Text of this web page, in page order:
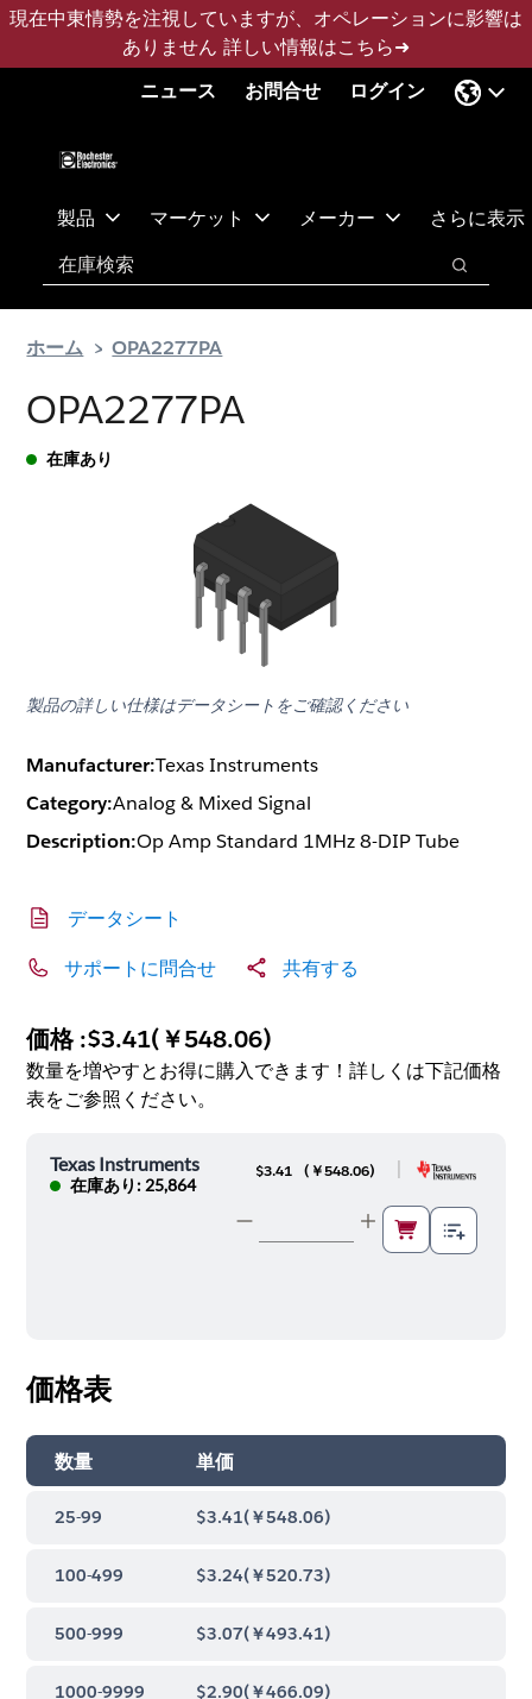
メ
ン
フ
タ
現在中東情勢を注視していますが、オペレーションに影響は
ありません 詳しい情報はこちら➜
ニュース
お問合せ ログイン
製品 マーケット メーカー さらに表示
検索
検索
ホーム OPA2277PA
OPA2277PA
在庫あり
製品の詳しい仕様はデータシートをご確認ください
Manufacturer:Texas Instruments
Category:Analog & Mixed Signal
Description:Op Amp Standard 1MHz 8-DIP Tube
データシート
サポートに問合せ 共有する
価格 :$3.41(￥548.06)
数量を増やすとお得に購入できます！詳しくは下記価格
表をご参照ください。
Texas Instruments
在庫あり: 25,864
$3.41 ( ￥548.06)
価格表
数量 単価
25-99 $3.41(￥548.06)
100-499 $3.24(￥520.73)
500-999 $3.07(￥493.41)
1000-9999 $2.90(￥466.09)